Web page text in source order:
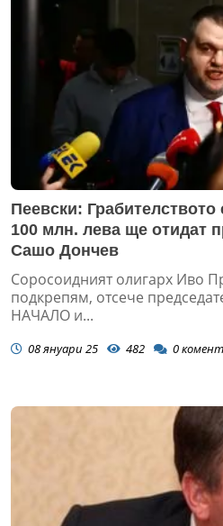
Пеевски:
100 млн. лева ще отидат
Сашо Дончев
Соросоидният олигарх Иво
подкрепям, отсече
НАЧАЛО и...
08 януари 25 482 0